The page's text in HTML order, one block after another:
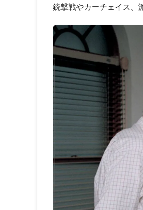
銃撃戦やカーチェイス、